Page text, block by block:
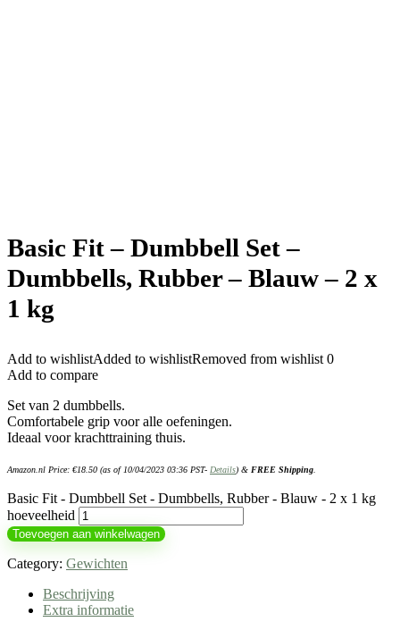
Basic Fit – Dumbbell Set –
Dumbbells, Rubber – Blauw – 2 x
1 kg
Add to wishlistAdded to wishlistRemoved from wishlist 0
Add to compare
Set van 2 dumbbells.
Comfortabele grip voor alle oefeningen.
Ideaal voor krachttraining thuis.
Amazon.nl Price: €18.50 (as of 10/04/2023 03:36 PST- Details) & FREE Shipping
Basic Fit - Dumbbell Set - Dumbbells, Rubber - Blauw - 2 x 1 kg
hoeveelheid
Toevoegen aan winkelwagen
Category: Gewichten
Beschrijving
Extra informatie